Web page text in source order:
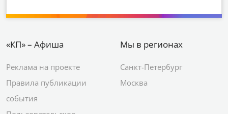
«КП» – Афиша
Реклама на проекте
Правила публикации
события
Мы в регионах
Санкт-Петербург
Москва